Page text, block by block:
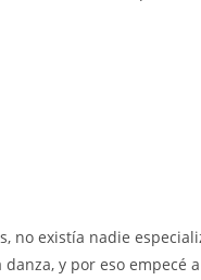
no existía nadie
y por eso